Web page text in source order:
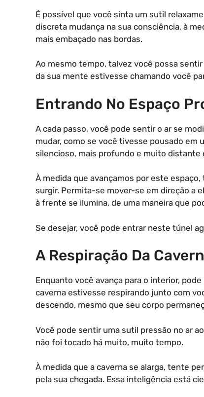
É possível que você sinta um sutil
discreta mudança na sua consciência, à
mais embaçado nas bordas.
Ao mesmo tempo, talvez você possa
da sua mente estivesse chamando você
Entrando No Espaço
A cada passo, você pode sentir o ar se
mudar, como se você tivesse pousado em
silencioso, mais profundo e muito
À medida que avançamos por este
surgir. Permita-se mover-se em direção a
à frente se ilumina, de uma maneira que
Se desejar, você pode entrar neste túnel
A Respiração Da
Enquanto você avança para o interior,
caverna estivesse respirando junto com
descendo, mesmo que seu corpo
Você pode sentir uma sutil pressão no ar
não foi tocado há muito, muito tempo.
À medida que a caverna se alarga, tente
pela sua chegada. Essa inteligência está